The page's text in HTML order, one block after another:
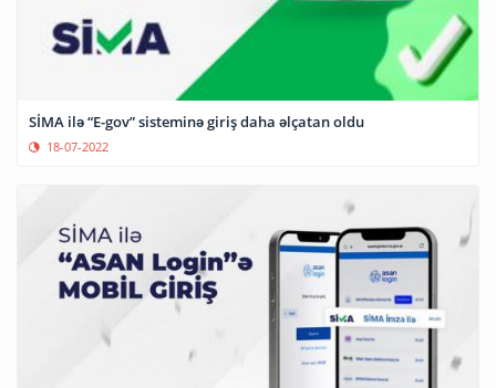
SİMA ilə “E-gov” sisteminə giriş daha əlçatan oldu
18-07-2022